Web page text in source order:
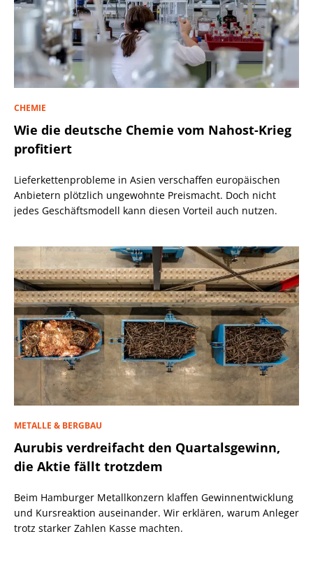
CHEMIE
Wie die deutsche Chemie vom Nahost-Krieg
profitiert
Lieferkettenprobleme in Asien verschaffen europäischen
Anbietern plötzlich ungewohnte Preismacht. Doch nicht
jedes Geschäftsmodell kann diesen Vorteil auch nutzen.
METALLE & BERGBAU
Aurubis verdreifacht den Quartalsgewinn,
die Aktie fällt trotzdem
Beim Hamburger Metallkonzern klaffen Gewinnentwicklung
und Kursreaktion auseinander. Wir erklären, warum Anleger
trotz starker Zahlen Kasse machten.